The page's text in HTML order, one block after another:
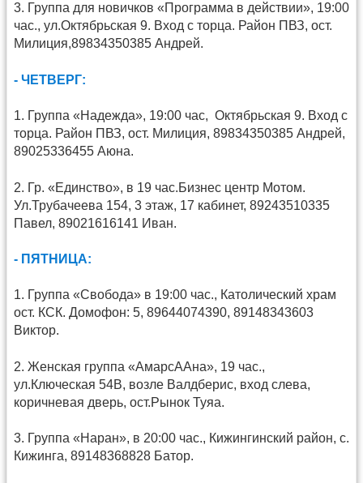
3. Группа для новичков «Программа в действии», 19:00
час., ул.Октябрьская 9. Вход с торца. Район ПВЗ, ост.
Милиция,89834350385 Андрей.
- ЧЕТВЕРГ:
1. Группа «Надежда», 19:00 час, Октябрьская 9. Вход с
торца. Район ПВЗ, ост. Милиция, 89834350385 Андрей,
89025336455 Аюна.
2. Гр. «Единство», в 19 час.Бизнес центр Мотом.
Ул.Трубачеева 154, 3 этаж, 17 кабинет, 89243510335
Павел, 89021616141 Иван.
- ПЯТНИЦА:
1. Группа «Свобода» в 19:00 час., Католический храм
ост. КСК. Домофон: 5, 89644074390, 89148343603
Виктор.
2. Женская группа «АмарсААна», 19 час.,
ул.Ключеская 54В, возле Валдберис, вход слева,
коричневая дверь, ост.Рынок Туяа.
3. Группа «Наран», в 20:00 час., Кижингинский район, с.
Кижинга, 89148368828 Батор.